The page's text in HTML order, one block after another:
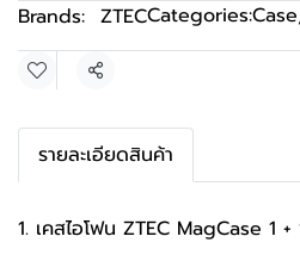
Brands: ZTECCategories:Case
Share
รายละเอียดสินค้า
1. เคสไอโฟน ZTEC MagCase 1